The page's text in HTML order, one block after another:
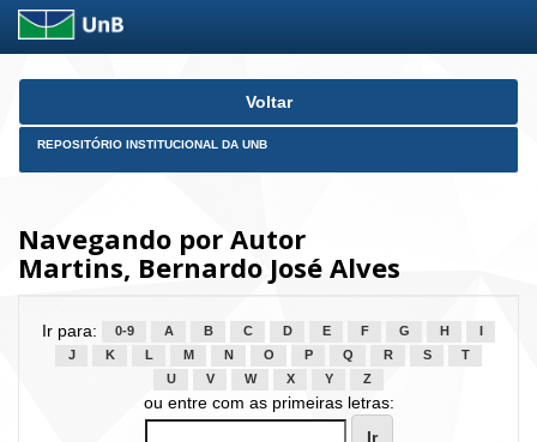
Skip
Voltar
REPOSITÓRIO INSTITUCIONAL DA UNB
Navegando por Autor
Martins, Bernardo José Alves
Ir para: 0-9 A B C D E F G H
J
K L M N O P Q R S
T
U
V W X Y Z
ou entre com as primeiras letras: